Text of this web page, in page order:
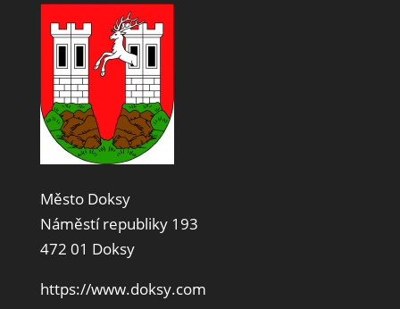
Město Doksy
Náměstí republiky 193
472 01 Doksy
https://www.doksy.com